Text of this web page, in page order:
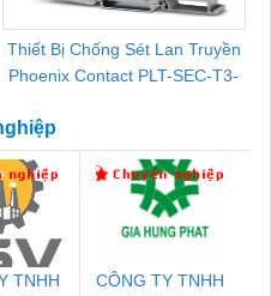
Thiết Bị Chống Sét Lan Truyền
Phoenix Contact PLT-SEC-T3-
TNHH
CÔNG TY TNHH